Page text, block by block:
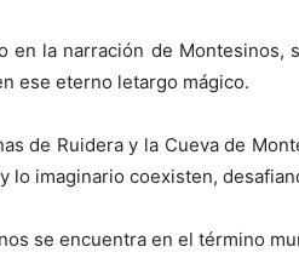
en la narración de
ese eterno letargo mágico.
de Ruidera y la Cueva de
lo imaginario coexisten,
se encuentra en el término